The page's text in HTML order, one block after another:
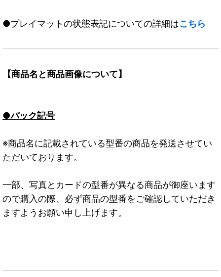
●プレイマットの状態表記についての詳細はこちら
【商品名と商品画像について】
●パック記号
※商品名に記載されている型番の商品を発送させてい
ただいております。
一部、写真とカードの型番が異なる商品が御座います
ので購入の際、必ず商品の型番をご確認していただき
ますようお願い申し上げます。